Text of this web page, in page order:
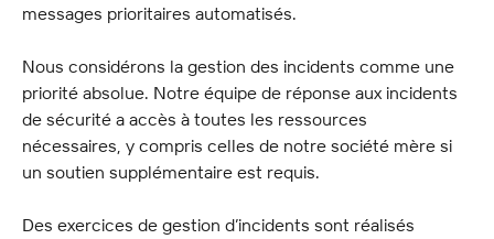
messages prioritaires automatisés.
Nous considérons la gestion des incidents comme une
priorité absolue. Notre équipe de réponse aux incidents
de sécurité a accès à toutes les ressources
nécessaires, y compris celles de notre société mère si
un soutien supplémentaire est requis.
Des exercices de gestion d’incidents sont réalisés